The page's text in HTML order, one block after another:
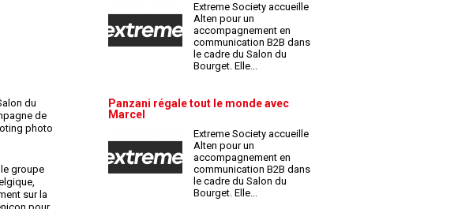
du
de
photo
groupe
sur la
Extreme Society accueille
Alten pour un
accompagnement en
communication B2B dans
le cadre du Salon du
Bourget. Elle...
Panzani régale tout le monde avec
Marcel
Extreme Society accueille
Alten pour un
accompagnement en
communication B2B dans
le cadre du Salon du
Bourget. Elle...